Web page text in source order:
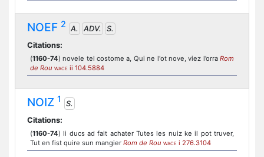
NOEF 2 A. ADV.
S.
Citations:
(1160-74) novele tel costome a, Qui ne l'ot nove, viez l’orra Rom
de Rou WACE ii 104.5884
NOIZ 1
S.
Citations:
(1160-74) li ducs ad fait achater Tutes les nuiz ke il pot truver,
Tut en fist quire sun mangier Rom de Rou WACE i 276.3104